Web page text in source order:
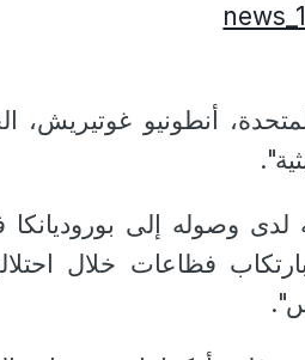
المتحدة، أنطونيو
لدى وصوله إلى
بارتكاب فظاعات خلال